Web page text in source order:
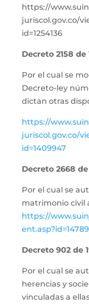
https://
juriscol.gov.co/
id=1254136
Decreto 2158 de
Por el cual se
Decreto-ley
dictan otras
https://
juriscol.gov.co/
id=1409947
Decreto 2668 de
Por el cual se
matrimonio civil
https://
Decreto 902 de
Por el cual se
herencias y
vinculadas a